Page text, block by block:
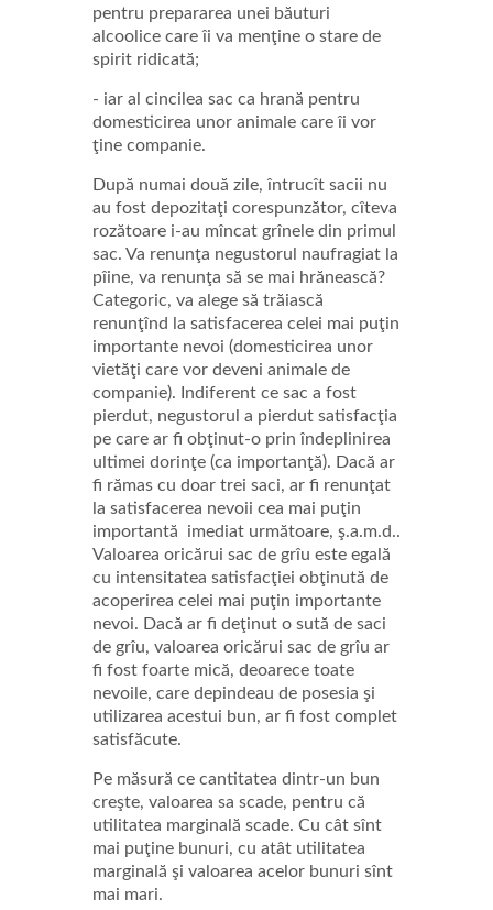
pentru prepararea unei băuturi
alcoolice care îi va menţine o stare de
spirit ridicată;
- iar al cincilea sac ca hrană pentru
domesticirea unor animale care îi vor
ţine companie.
După numai două zile, întrucît sacii nu
au fost depozitaţi corespunzător, cîteva
rozătoare i-au mîncat grînele din primul
sac. Va renunţa negustorul naufragiat la
pîine, va renunţa să se mai hrănească?
Categoric, va alege să trăiască
renunţînd la satisfacerea celei mai puţin
importante nevoi (domesticirea unor
vietăţi care vor deveni animale de
companie). Indiferent ce sac a fost
pierdut, negustorul a pierdut satisfacţia
pe care ar fi obţinut-o prin îndeplinirea
ultimei dorinţe (ca importanţă). Dacă ar
fi rămas cu doar trei saci, ar fi renunţat
la satisfacerea nevoii cea mai puţin
importantă imediat următoare, ş.a.m.d..
Valoarea oricărui sac de grîu este egală
cu intensitatea satisfacţiei obţinută de
acoperirea celei mai puţin importante
nevoi. Dacă ar fi deţinut o sută de saci
de grîu, valoarea oricărui sac de grîu ar
fi fost foarte mică, deoarece toate
nevoile, care depindeau de posesia şi
utilizarea acestui bun, ar fi fost complet
satisfăcute.
Pe măsură ce cantitatea dintr-un bun
creşte, valoarea sa scade, pentru că
utilitatea marginală scade. Cu cât sînt
mai puţine bunuri, cu atât utilitatea
marginală şi valoarea acelor bunuri sînt
mai mari.